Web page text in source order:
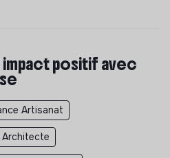
impact positif avec
Artisanat